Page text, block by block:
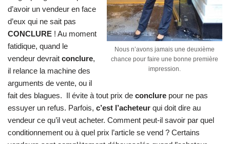
Nous n’avons jamais une deuxième
chance pour faire une bonne première
impression.
d’avoir un vendeur en face
d’eux qui ne sait pas
CONCLURE ! Au moment
fatidique, quand le
vendeur devrait conclure,
il relance la machine des
arguments de vente, ou il
fait des blagues. Il évite à tout prix de conclure pour ne pas
essuyer un refus. Parfois, c’est l’acheteur qui doit dire au
vendeur ce qu’il veut acheter. Comment peut-il savoir par quel
conditionnement ou à quel prix l’article se vend ? Certains